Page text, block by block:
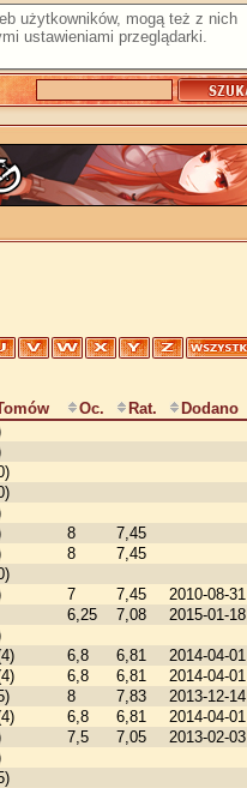
użytkowników, mogą też z nich
ustawieniami przeglądarki.
Oc. Rat.
Dodano
8
7,45
8
7,45
7 7,45
2010-08-31
6,25 7,08
2015-01-18
6,8 6,81
2014-04-01
6,8 6,81
2014-04-01
8 7,83
2013-12-14
6,8 6,81
2014-04-01
7,5 7,05
2013-02-03